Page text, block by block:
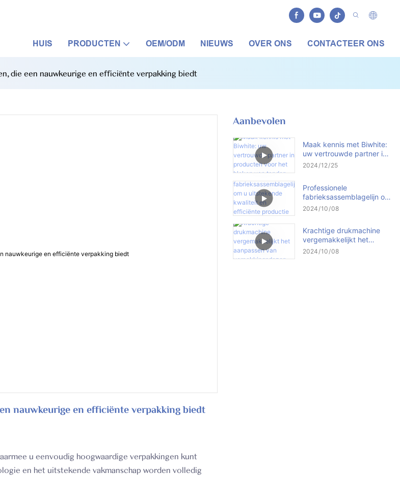
HUIS PRODUCTEN OEM/ODM NIEUWS OVER ONS CONTACTEER ONS
die een nauwkeurige en efficiënte verpakking biedt
nauwkeurige en efficiënte verpakking biedt
u eenvoudig hoogwaardige verpakkingen kunt
en het uitstekende vakmanschap worden volledig
Aanbevolen
Maak kennis met Biwhite:
uw vertrouwde partner in
producten voor het bleken
2024 12 25
Professionele
fabrieksassemblagelijn om
u uitstekende kwaliteit en
2024 10 08
Krachtige drukmachine
vergemakkelijkt het
aanpassen van
2024 10 08